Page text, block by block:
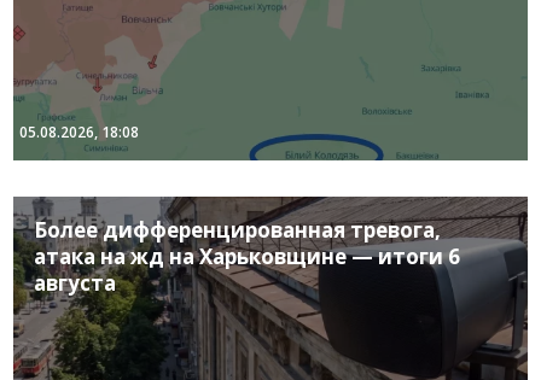
05.08.2026, 18:08
Более дифференцированная тревога,
атака на жд на Харьковщине — итоги 6
августа